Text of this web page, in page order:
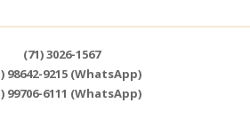
(71) 3026-1567
98642-9215 (WhatsApp)
99706-6111 (WhatsApp)